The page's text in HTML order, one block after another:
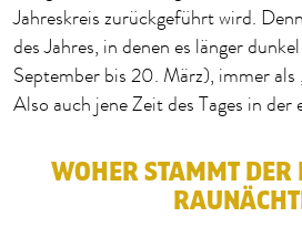
Jahreskreis zurückgeführt wird.
des Jahres, in denen es länger
September bis 20. März), immer als
Also auch jene Zeit des Tages in der
WOHER STAMMT DER